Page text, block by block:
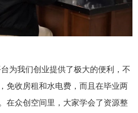
为我们创业提供了极大的便利，不
免收房租和水电费，而且在毕业两
在众创空间里，大家学会了资源整